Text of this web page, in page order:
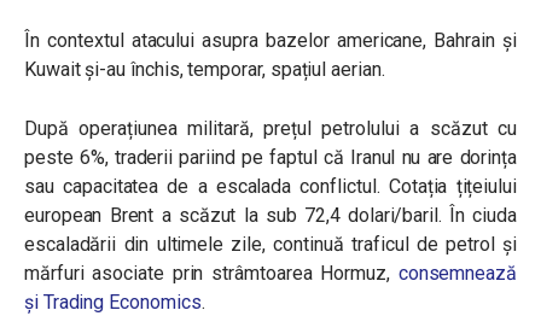
În contextul atacului asupra bazelor americane, Bahrain și
Kuwait și-au închis, temporar, spațiul aerian.
După operațiunea militară, prețul petrolului a scăzut cu
peste 6%, traderii pariind pe faptul că Iranul nu are dorința
sau capacitatea de a escalada conflictul. Cotația țițeiului
european Brent a scăzut la sub 72,4 dolari/baril. În ciuda
escaladării din ultimele zile, continuă traficul de petrol și
mărfuri asociate prin strâmtoarea Hormuz, consemnează
și Trading Economics.